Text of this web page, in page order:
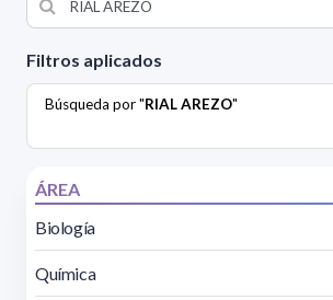
Filtros aplicados
Búsqueda por "RIAL AREZO"
ÁREA
Biología
Química